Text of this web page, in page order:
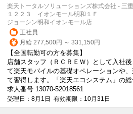
楽天トータルソリューションズ株式会社 - 三
１２２３ イオンモール明和１Ｆ
ジョーシン明和イオンモール店
正社員
月給 277,500円 ～ 331,150円
【全国転勤可の方を募集】
店舗スタッフ（ＲＣＲＥＷ）として入社
て楽天モバイルの基礎オペレーションや
て習得します。「楽天エコシステム」の
求人番号 13070-52018561
受理日：8月1日 有効期限：10月31日